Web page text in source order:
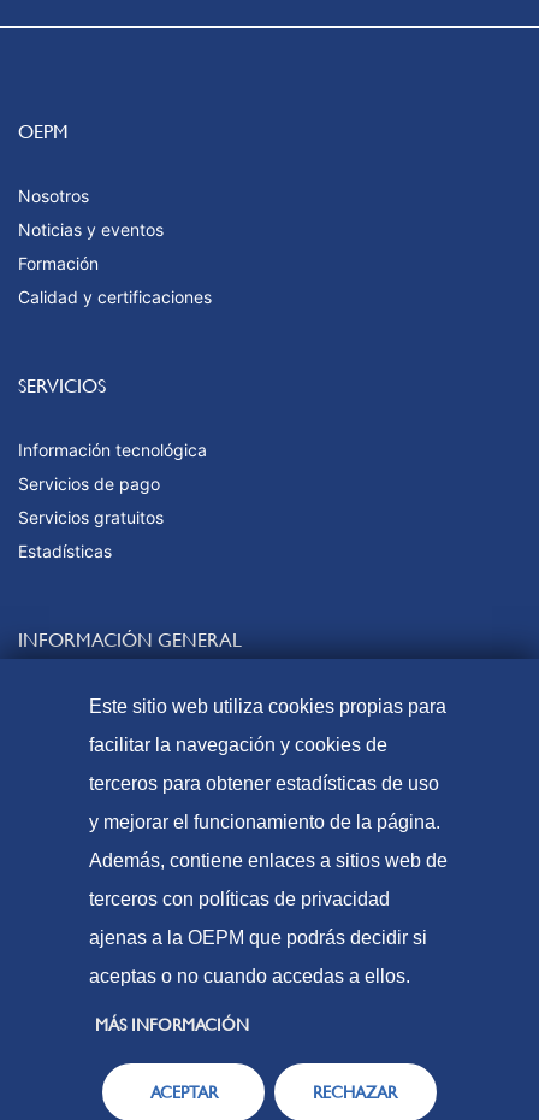
OEPM
Nosotros
Noticias y eventos
Formación
Calidad y certificaciones
SERVICIOS
Información tecnológica
Servicios de pago
Servicios gratuitos
Estadísticas
INFORMACIÓN GENERAL
Preguntas frecuentes
Tasas y precios públicos
Mapa web
© Oficina Española de Patentes y Marcas, 2023
Accesibilidad
Aviso Legal
Política de Cookies
Protección de datos
Este sitio web utiliza cookies propias para
facilitar la navegación y cookies de
terceros para obtener estadísticas de uso
y mejorar el funcionamiento de la página.
Además, contiene enlaces a sitios web de
terceros con políticas de privacidad
ajenas a la OEPM que podrás decidir si
aceptas o no cuando accedas a ellos.
MÁS INFORMACIÓN
ACEPTAR RECHAZAR